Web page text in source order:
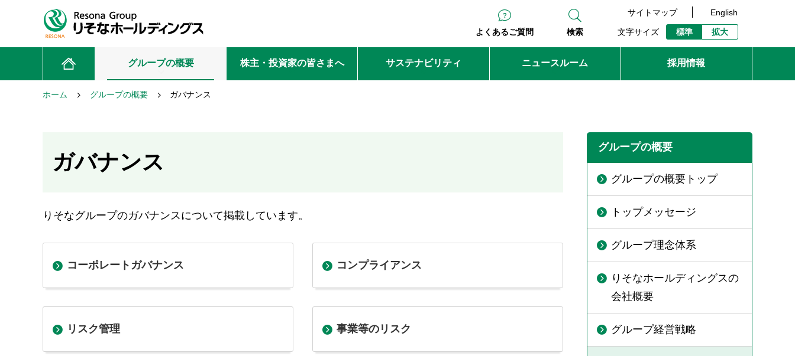
よくあるご質問 検索
サイトマップ English
文字サイズ 標準 拡大
グループの概要 株主・投資家の皆さまへ サステナビリティ ニュースルーム 採用情報
ホーム グループの概要 ガバナンス
ガバナンス
りそなグループのガバナンスについて掲載しています。
コーポレートガバナンス コンプライアンス
リスク管理 事業等のリスク
グループの概要
グループの概要トップ
トップメッセージ
グループ理念体系
りそなホールディングスの
会社概要
グループ経営戦略